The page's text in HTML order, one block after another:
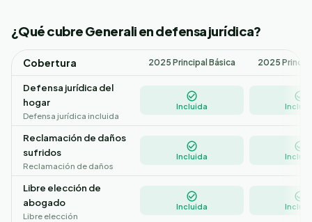
¿Qué cubre Generali en defensa jurídica?
Cobertura 2025 Principal Básica 2025
Defensa jurídica del
hogar
Defensa jurídica incluida
Incluida
Reclamación de daños
sufridos
Reclamación de daños
Incluida
Libre elección de
abogado
Libre elección
Incluida